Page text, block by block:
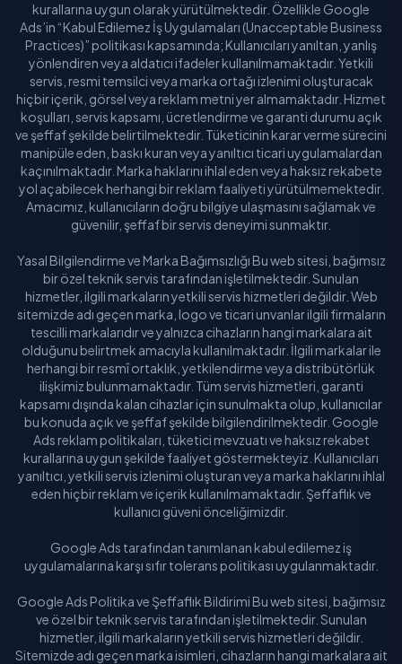
kurallarına uygun olarak yürütülmektedir. Özellikle Google
Ads’in “Kabul Edilemez İş Uygulamaları (Unacceptable Business
Practices)” politikası kapsamında; Kullanıcıları yanıltan, yanlış
yönlendiren veya aldatıcı ifadeler kullanılmamaktadır. Yetkili
servis, resmi temsilci veya marka ortağı izlenimi oluşturacak
hiçbir içerik, görsel veya reklam metni yer almamaktadır. Hizmet
koşulları, servis kapsamı, ücretlendirme ve garanti durumu açık
ve şeffaf şekilde belirtilmektedir. Tüketicinin karar verme sürecini
manipüle eden, baskı kuran veya yanıltıcı ticari uygulamalardan
kaçınılmaktadır. Marka haklarını ihlal eden veya haksız rekabete
yol açabilecek herhangi bir reklam faaliyeti yürütülmemektedir.
Amacımız, kullanıcıların doğru bilgiye ulaşmasını sağlamak ve
güvenilir, şeffaf bir servis deneyimi sunmaktır.
Yasal Bilgilendirme ve Marka Bağımsızlığı Bu web sitesi, bağımsız
bir özel teknik servis tarafından işletilmektedir. Sunulan
hizmetler, ilgili markaların yetkili servis hizmetleri değildir. Web
sitemizde adı geçen marka, logo ve ticari unvanlar ilgili firmaların
tescilli markalarıdır ve yalnızca cihazların hangi markalara ait
olduğunu belirtmek amacıyla kullanılmaktadır. İlgili markalar ile
herhangi bir resmî ortaklık, yetkilendirme veya distribütörlük
ilişkimiz bulunmamaktadır. Tüm servis hizmetleri, garanti
kapsamı dışında kalan cihazlar için sunulmakta olup, kullanıcılar
bu konuda açık ve şeffaf şekilde bilgilendirilmektedir. Google
Ads reklam politikaları, tüketici mevzuatı ve haksız rekabet
kurallarına uygun şekilde faaliyet göstermekteyiz. Kullanıcıları
yanıltıcı, yetkili servis izlenimi oluşturan veya marka haklarını ihlal
eden hiçbir reklam ve içerik kullanılmamaktadır. Şeffaflık ve
kullanıcı güveni önceliğimizdir.
Google Ads tarafından tanımlanan kabul edilemez iş
uygulamalarına karşı sıfır tolerans politikası uygulanmaktadır.
Google Ads Politika ve Şeffaflık Bildirimi Bu web sitesi, bağımsız
ve özel bir teknik servis tarafından işletilmektedir. Sunulan
hizmetler, ilgili markaların yetkili servis hizmetleri değildir.
Sitemizde adı geçen marka isimleri, cihazların hangi markalara ait